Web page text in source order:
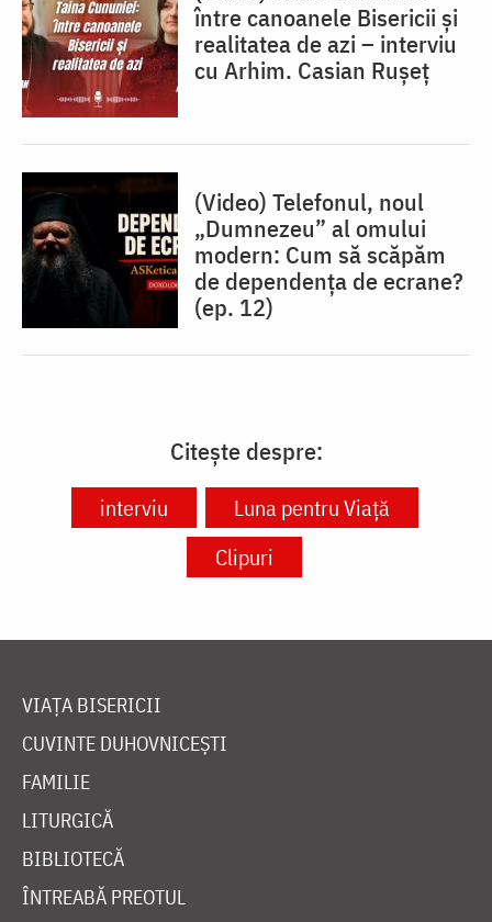
între canoanele Bisericii și
realitatea de azi – interviu
cu Arhim. Casian Rușeț
(Video) Telefonul, noul
„Dumnezeu” al omului
modern: Cum să scăpăm
de dependența de ecrane?
(ep. 12)
Citește despre:
interviu
Luna pentru Viață
Clipuri
VIAȚA BISERICII
CUVINTE DUHOVNICEȘTI
FAMILIE
LITURGICĂ
BIBLIOTECĂ
ÎNTREABĂ PREOTUL